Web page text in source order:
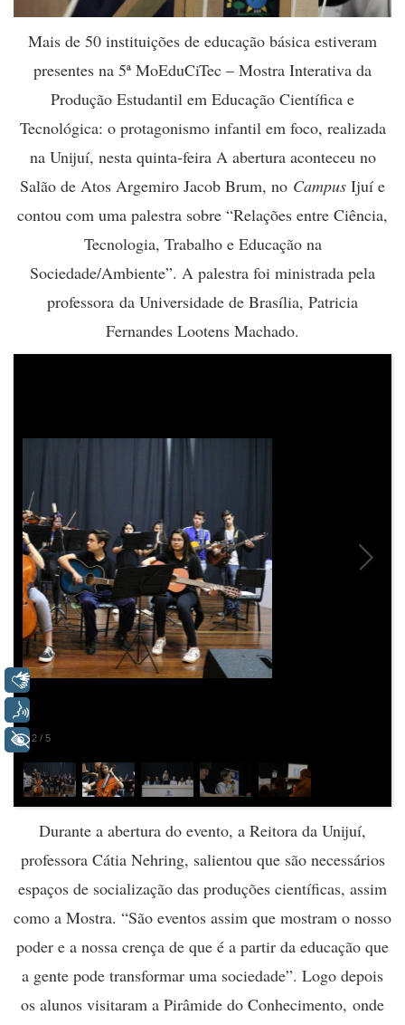
Mais de 50 instituições de educação básica estiveram
presentes na 5ª MoEduCiTec – Mostra Interativa da
Produção Estudantil em Educação Científica e
Tecnológica: o protagonismo infantil em foco, realizada
na Unijuí, nesta quinta-feira A abertura aconteceu no
Salão de Atos Argemiro Jacob Brum, no Campus Ijuí e
contou com uma palestra sobre “Relações entre Ciência,
Tecnologia, Trabalho e Educação na
Sociedade/Ambiente”. A palestra foi ministrada pela
professora da Universidade de Brasília, Patricia
Fernandes Lootens Machado.
2 / 5
Durante a abertura do evento, a Reitora da Unijuí,
professora Cátia Nehring, salientou que são necessários
espaços de socialização das produções científicas, assim
como a Mostra. “São eventos assim que mostram o nosso
poder e a nossa crença de que é a partir da educação que
a gente pode transformar uma sociedade”. Logo depois
os alunos visitaram a Pirâmide do Conhecimento, onde
Libras